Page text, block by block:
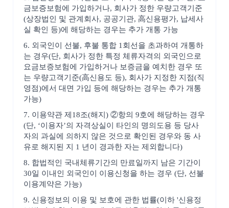
금보증보험에 가입하거나, 회사가 정한 우량고객기준
(상장법인 및 관계회사, 공공기관, 高신용평가, 납세사
실 확인 등)에 해당하는 경우는 추가 개통 가능
6. 외국인이 선불, 후불 통합 1회선을 초과하여 개통하
는 경우(단, 회사가 정한 특정 체류자격의 외국인으로
요금보증보험에 가입하거나 보증금을 예치한 경우 또
는 우량고객기준(高신용도 등), 회사가 지정한 지점(직
영점)에서 대면 가입 등에 해당하는 경우는 추가 개통
가능)
7. 이용약관 제18조(해지) ②항의 9호에 해당하는 경우
(단, ‘이용자’의 자격상실이 타인의 명의도용 등 당사
자의 과실에 의하지 않은 것으로 확인된 경우와 동 사
유로 해지된 지 1 년이 경과한 자는 제외합니다)
8. 합법적인 국내체류기간의 만료일까지 남은 기간이
30일 이내인 외국인이 이용신청을 하는 경우 (단, 선불
이용계약은 가능)
9. 신용정보의 이용 및 보호에 관한 법률(이하 '신용정